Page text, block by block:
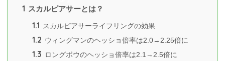
1 スカルピアサーとは？
1.1 スカルピアサーライフリングの効果
1.2 ウィングマンのヘッショ倍率は2.0→2.25倍に
1.3 ロングボウのヘッショ倍率は2.1→2.5倍に